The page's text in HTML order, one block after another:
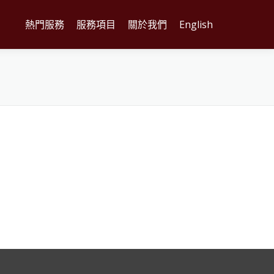
熱門服務 服務項目 關於我們 English